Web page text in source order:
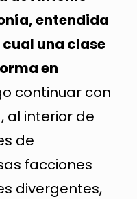
entendida
una clase
en
continuar con
al interior de
de
facciones
divergentes,